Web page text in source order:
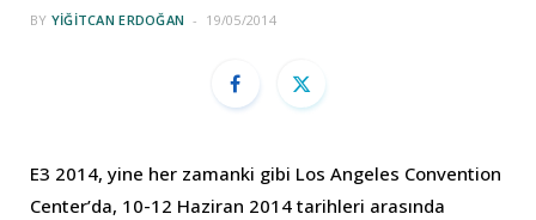
BY YIĞITCAN ERDOĞAN 19/05/2014
E3 2014, yine her zamanki gibi Los Angeles Convention
Center’da, 10-12 Haziran 2014 tarihleri arasında